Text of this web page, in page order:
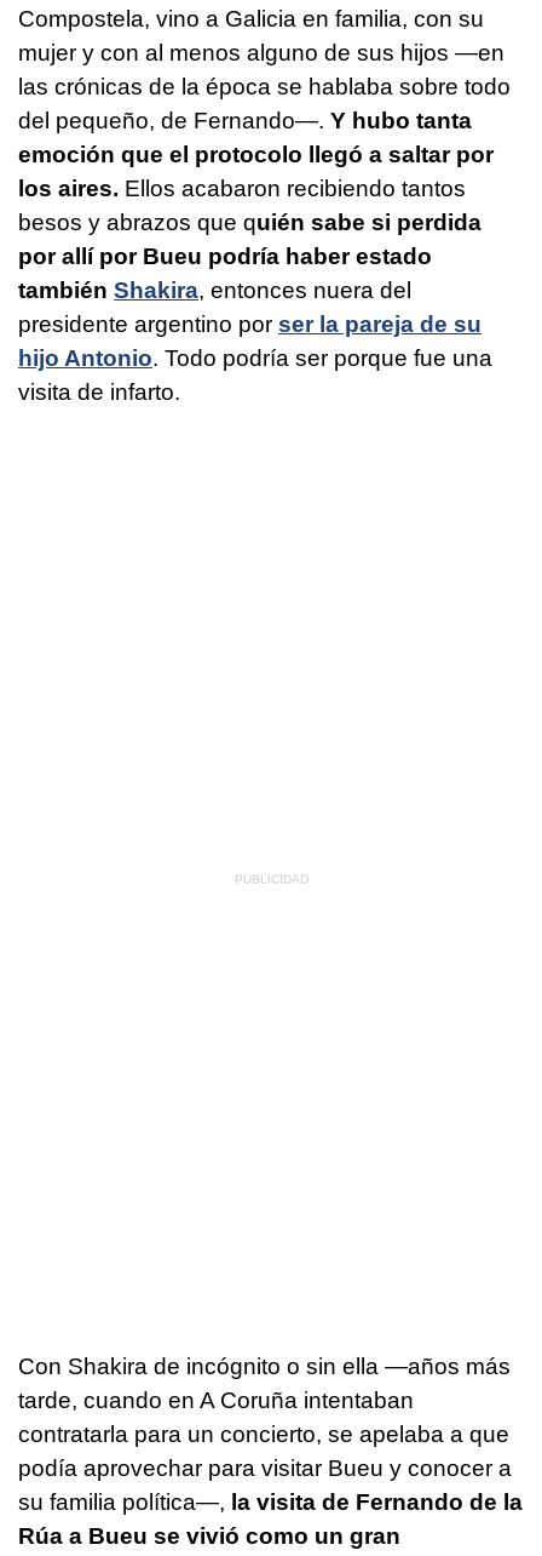
Compostela, vino a Galicia en familia, con su
mujer y con al menos alguno de sus hijos —en
las crónicas de la época se hablaba sobre todo
del pequeño, de Fernando—. Y hubo tanta
emoción que el protocolo llegó a saltar por
los aires. Ellos acabaron recibiendo tantos
besos y abrazos que quién sabe si perdida
por allí por Bueu podría haber estado
también Shakira, entonces nuera del
presidente argentino por ser la pareja de su
hijo Antonio. Todo podría ser porque fue una
visita de infarto.
Con Shakira de incógnito o sin ella —años más
tarde, cuando en A Coruña intentaban
contratarla para un concierto, se apelaba a que
podía aprovechar para visitar Bueu y conocer a
su familia política—, la visita de Fernando de la
Rúa a Bueu se vivió como un gran